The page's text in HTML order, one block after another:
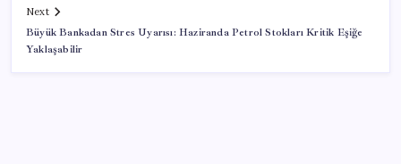
Next
Büyük Bankadan Stres Uyarısı: Haziranda Petrol Stokları Kritik Eşiğe
Yaklaşabilir